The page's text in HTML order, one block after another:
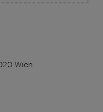
Wien